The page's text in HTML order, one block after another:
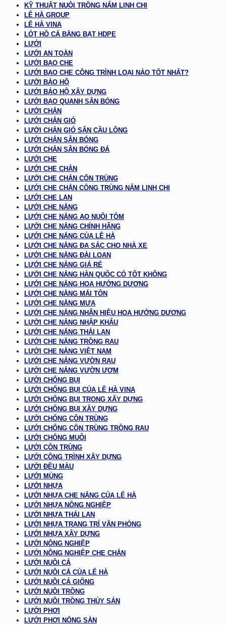
KỸ THUẬT NUÔI TRỒNG NẤM LINH CHI
LÊ HÀ GROUP
LÊ HÀ VINA
LÓT HỒ CÁ BẰNG BẠT HDPE
LƯỚI
LƯỚI AN TOÀN
LƯỚI BAO CHE
LƯỚI BAO CHE CÔNG TRÌNH LOẠI NÀO TỐT NHẤT?
LƯỚI BẢO HỘ
LƯỚI BẢO HỘ XÂY DỰNG
LƯỚI BAO QUANH SÂN BÓNG
LƯỚI CHẮN
LƯỚI CHẮN GIÓ
LƯỚI CHẮN GIÓ SÂN CẦU LÔNG
LƯỚI CHẮN SÂN BÓNG
LƯỚI CHẮN SÂN BÓNG ĐÁ
LƯỚI CHE
LƯỚI CHE CHẮN
LƯỚI CHE CHẮN CÔN TRÙNG
LƯỚI CHE CHẮN CÔNG TRÙNG NẤM LINH CHI
LƯỚI CHE LAN
LƯỚI CHE NẮNG
LƯỚI CHE NẮNG AO NUÔI TÔM
LƯỚI CHE NẮNG CHÍNH HÃNG
LƯỚI CHE NẮNG CỦA LÊ HÀ
LƯỚI CHE NẮNG ĐA SẮC CHO NHÀ XE
LƯỚI CHE NẮNG ĐÀI LOAN
LƯỚI CHE NẮNG GIÁ RẺ
LƯỚI CHE NẮNG HÀN QUỐC CÓ TỐT KHÔNG
LƯỚI CHE NẮNG HOA HƯỚNG DƯƠNG
LƯỚI CHE NẮNG MÁI TÔN
LƯỚI CHE NẮNG MƯA
LƯỚI CHE NẮNG NHÃN HIỆU HOA HƯỚNG DƯƠNG
LƯỚI CHE NẮNG NHẬP KHẨU
LƯỚI CHE NẮNG THÁI LAN
LƯỚI CHE NẮNG TRỒNG RAU
LƯỚI CHE NẮNG VIỆT NAM
LƯỚI CHE NẮNG VƯỜN RAU
LƯỚI CHE NẮNG VƯỜN ƯƠM
LƯỚI CHỐNG BỤI
LƯỚI CHỐNG BỤI CỦA LÊ HÀ VINA
LƯỚI CHỐNG BỤI TRONG XÂY DỰNG
LƯỚI CHỐNG BỤI XÂY DỰNG
LƯỚI CHỐNG CÔN TRÙNG
LƯỚI CHỐNG CÔN TRÙNG TRỒNG RAU
LƯỚI CHỐNG MUỖI
LƯỚI CÔN TRÙNG
LƯỚI CÔNG TRÌNH XÂY DỰNG
LƯỚI ĐỀU MÀU
LƯỚI MÙNG
LƯỚI NHỰA
LƯỚI NHỰA CHE NẮNG CỦA LÊ HÀ
LƯỚI NHỰA NÔNG NGHIỆP
LƯỚI NHỰA THÁI LAN
LƯỚI NHỰA TRANG TRÍ VĂN PHÒNG
LƯỚI NHỰA XÂY DỰNG
LƯỚI NÔNG NGHIỆP
LƯỚI NÔNG NGHIỆP CHE CHẮN
LƯỚI NUÔI CÁ
LƯỚI NUÔI CÁ CỦA LÊ HÀ
LƯỚI NUÔI CÁ GIỐNG
LƯỚI NUÔI TRỒNG
LƯỚI NUÔI TRỒNG THỦY SẢN
LƯỚI PHƠI
LƯỚI PHƠI NÔNG SẢN